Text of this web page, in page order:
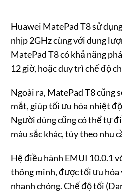
Huawei MatePad T8 sử
nhịp 2GHz cùng với dung
MatePad T8 có khả năng
12 giờ, hoặc duy trì chế độ
Ngoài ra, MatePad T8 cũng
mắt, giúp tối ưu hóa nhiệt
Người dùng cũng có thể tự
màu sắc khác, tùy theo nhu
Hệ điều hành EMUI 10.0.1
thông minh, được tối ưu hóa
nhanh chóng. Chế độ tối